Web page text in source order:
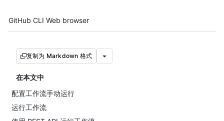
Tool navigation
GitHub CLI Web browser
复制为 Markdown 格式
在本文中
配置工作流手动运行
运行工作流